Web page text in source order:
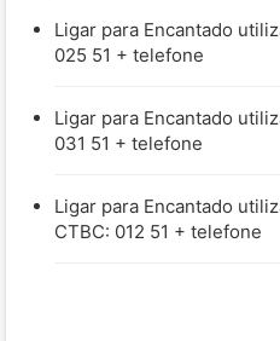
Ligar para Encantado
025 51 + telefone
Ligar para Encantado
031 51 + telefone
Ligar para Encantado
CTBC: 012 51 + telefone